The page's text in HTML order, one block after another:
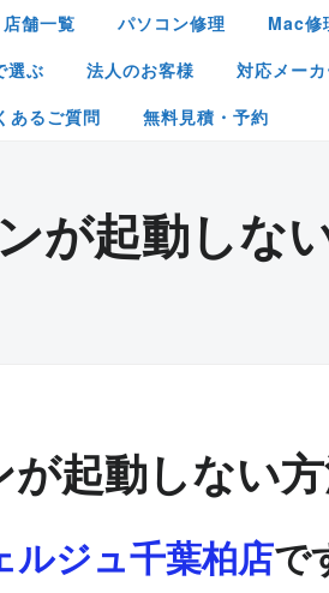
店舗一覧 パソコン修理 Mac修
選ぶ 法人のお客様 対応メー
あるご質問
無料見積・予約
が起動しな
が起動しない
ルジュ千葉柏店で